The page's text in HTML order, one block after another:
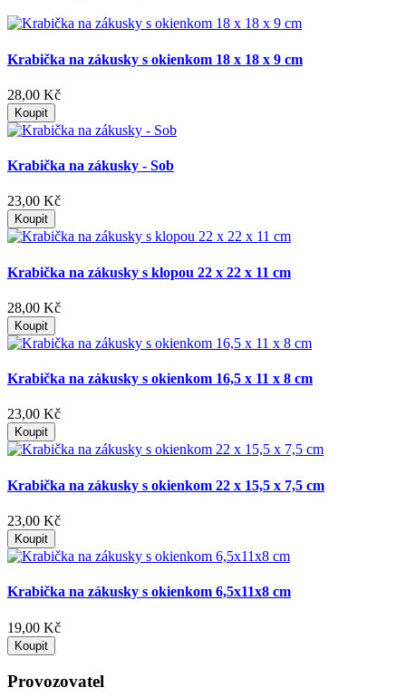
Krabička na zákusky s okienkom 18 x 18 x 9 cm
28,00 Kč
Koupit
Krabička na zákusky - Sob
23,00 Kč
Koupit
Krabička na zákusky s klopou 22 x 22 x 11 cm
28,00 Kč
Koupit
Krabička na zákusky s okienkom 16,5 x 11 x 8 cm
23,00 Kč
Koupit
Krabička na zákusky s okienkom 22 x 15,5 x 7,5 cm
23,00 Kč
Koupit
Krabička na zákusky s okienkom 6,5x11x8 cm
19,00 Kč
Koupit
Provozovatel